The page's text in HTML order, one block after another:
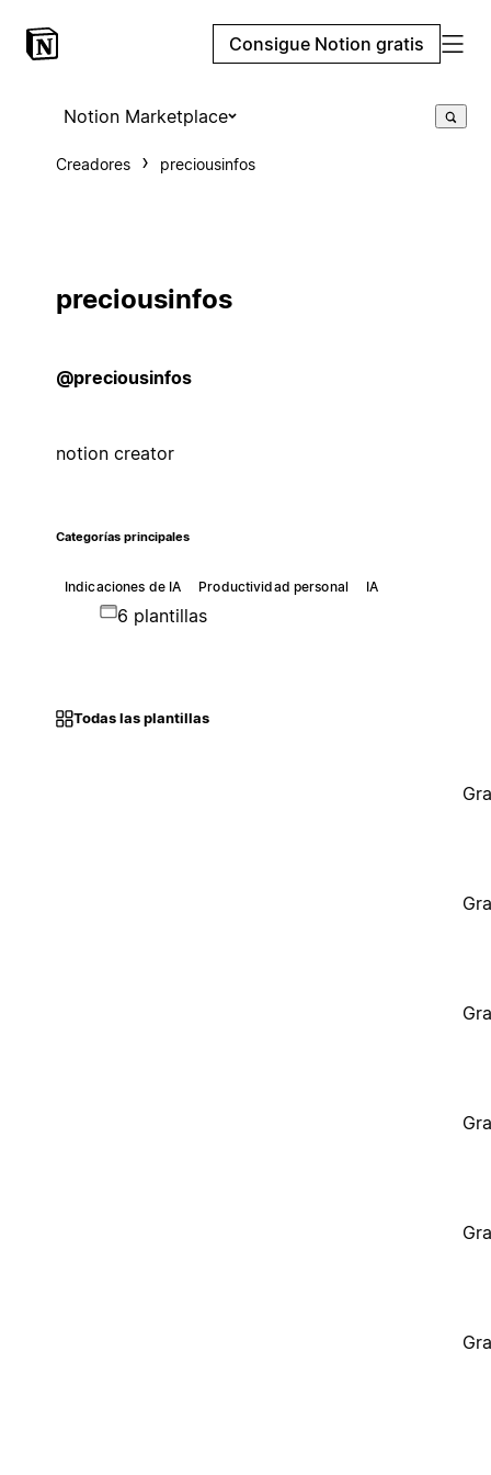
Consigue Notion gratis
Notion Marketplace
Creadores preciousinfos
preciousinfos
@preciousinfos
notion creator
Categorías principales
Indicaciones de IA Productividad personal IA
6 plantillas
Todas las plantillas